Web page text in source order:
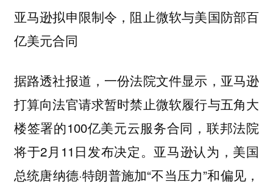
亚马逊拟申限制令，阻止微软与美国防部百
亿美元合同
据路透社报道，一份法院文件显示，亚马逊
打算向法官请求暂时禁止微软履行与五角大
楼签署的100亿美元云服务合同，联邦法院
将于2月11日发布决定。亚马逊认为，美国
总统唐纳德·特朗普施加“不当压力”和偏见，